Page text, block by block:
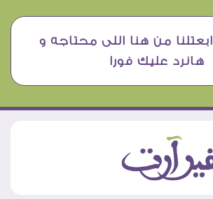
¥ ₧ ƒ ابعتلنا من هنا اللى محتاجه و
هانرد عليك فورا